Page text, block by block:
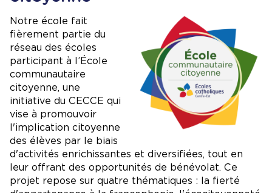
valeurs essentielles à leur épanouissement
tout en développant leur plein potentiel.
Pourquoi choisir une école à
vocation Passion Arts ?
Exploration créative: Ateliers variés et adaptés
pour encourager l’expression artistique.
Enrichissement unique
: Une complémentarité
avec le curriculum artistique de l’Ontario.
Un programme propre au CECCE
pédagogie innovante conçue pour stimuler la
créativité et l’engagement.
Notre école fait
fièrement partie du
réseau des écoles
participant à l’École
communautaire
citoyenne, une
initiative du CECCE qui
vise à promouvoir
l'implication citoyenne
des élèves par le biais
d'activités enrichissantes et diversifiées, tout en
leur offrant des opportunités de bénévolat. Ce
projet repose sur quatre thématiques : la fierté